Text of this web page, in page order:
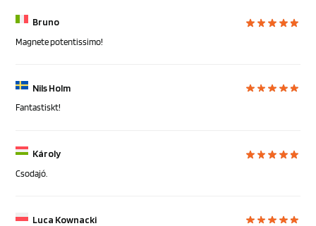
Bruno
Magnete potentissimo!
Nils Holm
Fantastiskt!
Károly
Csodajó.
Luca Kownacki